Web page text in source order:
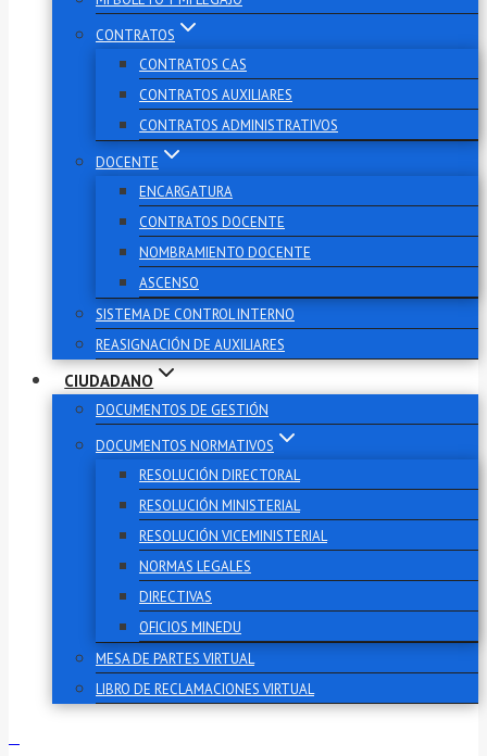
CONTRATOS
CONTRATOS CAS
CONTRATOS AUXILIARES
CONTRATOS ADMINISTRATIVOS
DOCENTE
ENCARGATURA
CONTRATOS DOCENTE
NOMBRAMIENTO DOCENTE
ASCENSO
SISTEMA DE CONTROL INTERNO
REASIGNACIÓN DE AUXILIARES
CIUDADANO
DOCUMENTOS DE GESTIÓN
DOCUMENTOS NORMATIVOS
RESOLUCIÓN DIRECTORAL
RESOLUCIÓN MINISTERIAL
RESOLUCIÓN VICEMINISTERIAL
NORMAS LEGALES
DIRECTIVAS
OFICIOS MINEDU
MESA DE PARTES VIRTUAL
LIBRO DE RECLAMACIONES VIRTUAL